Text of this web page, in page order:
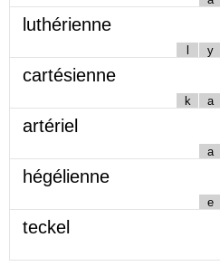
luthérienne
l y
cartésienne
k a
artériel
a
hégélienne
e
teckel